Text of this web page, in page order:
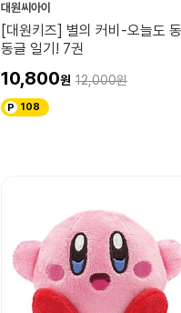
대원씨아이
[대원키즈] 별의 커비-오늘도
동글 일기! 7권
10,800 12,000
108